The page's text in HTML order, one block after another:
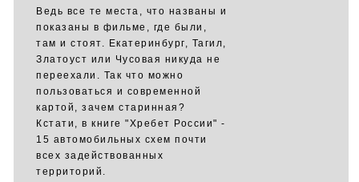
Ведь все те места, что названы и
показаны в фильме, где были,
там и стоят. Екатеринбург, Тагил,
Златоуст или Чусовая никуда не
переехали. Так что можно
пользоваться и современной
картой, зачем старинная?
Кстати, в книге "Хребет России" -
15 автомобильных схем почти
всех задействованных
территорий.